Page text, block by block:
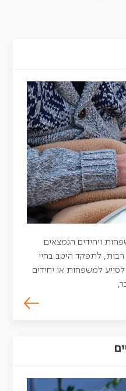
ויחידים הנמצאים
לתפקד היטב בחיי
לסייע למשפחות או יחידים